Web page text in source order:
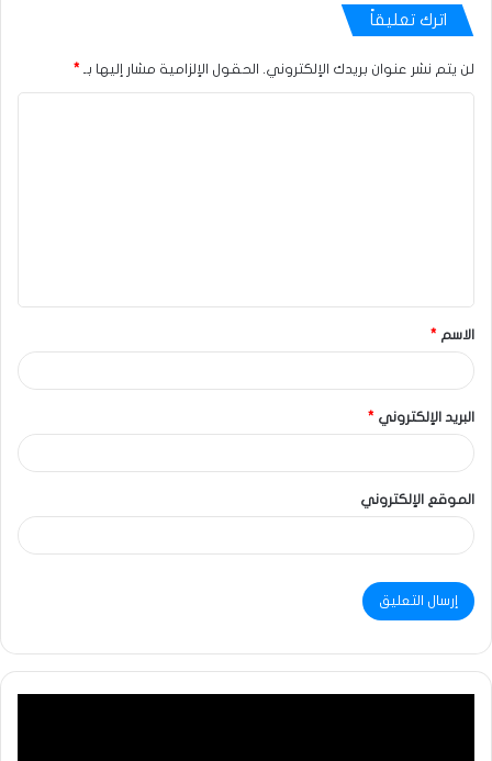
اترك تعليقاً
لن يتم نشر عنوان بريدك الإلكتروني. الحقول الإلزامية مشار إليها بـ *
الاسم *
البريد الإلكتروني *
الموقع الإلكتروني